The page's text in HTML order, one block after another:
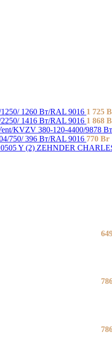
1260 Bт/RAL 9016 1 725
1416 Bт/RAL 9016 1 868
KVZV 380-120-4400/9878 Вт
750/ 396 Bт/RAL 9016 770 Br
ZEHNDER